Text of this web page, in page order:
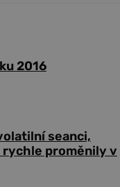
2016
seanci,
proměnily v